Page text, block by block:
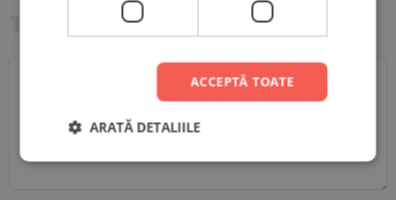
ACCEPTĂ TOATE
ARATĂ DETALIILE